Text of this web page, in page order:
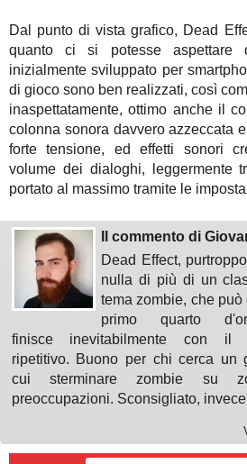
Dal punto di vista grafico, Dead
quanto ci si potesse
inizialmente sviluppato per
di gioco sono ben realizzati, così
inaspettatamente, ottimo anche il
colonna sonora davvero azzeccata
forte tensione, ed effetti sonori
volume dei dialoghi, leggermente
portato al massimo tramite le
Il commento di
Dead Effect,
nulla di più di un
tema zombie, che può
primo quarto
finisce inevitabilmente con il
ripetitivo. Buono per chi cerca un
cui sterminare zombie su
preoccupazioni. Sconsigliato,